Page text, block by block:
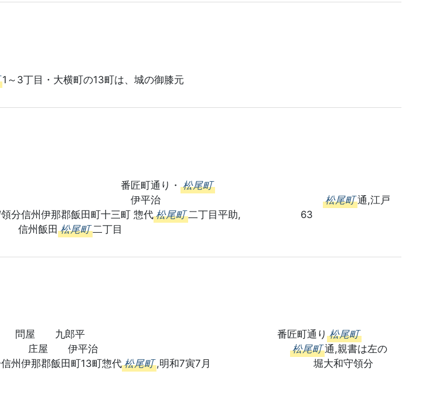
1～3丁目・大横町の13町は、城の御膝元
町通り・ 松尾町
伊平治 松尾町 通,江戸
信州伊那郡飯田町十三町 惣代 松尾町 二丁目平助, 63
田 松尾町 二丁目
九郎平 番匠町通り 松尾町
庄屋 伊平治 松尾町 通,親書は左の
伊那郡飯田町13町惣代 松尾町 ,明和7寅7月 堀大和守領分